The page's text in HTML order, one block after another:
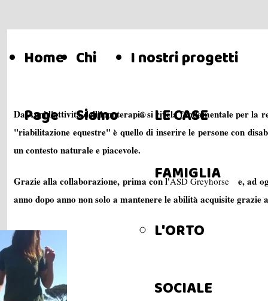
Home
Page
Chi
Siamo
I nostri progetti
LE CASE
FAMIGLIA
L'ORTO
SOCIALE
Da Anni l'attività dell'ippoterapia si rivela fondamentale per la
"riabilitazione equestre" è quello di inserire le persone con
un contesto naturale e piacevole.
Grazie alla collaborazione, prima con l'ASD Greyhorse
e, ad
anno dopo anno non solo a mantenere le abilità acquisite